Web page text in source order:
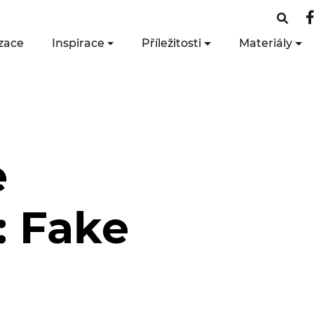
Inspirace Příležitosti Materiály
Fake